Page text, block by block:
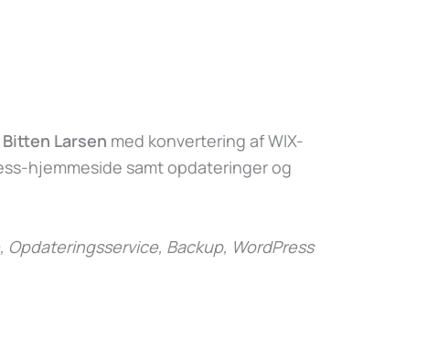
Larsen med konvertering af WIX-
hjemmeside samt opdateringer og
Opdateringsservice, Backup, WordPress